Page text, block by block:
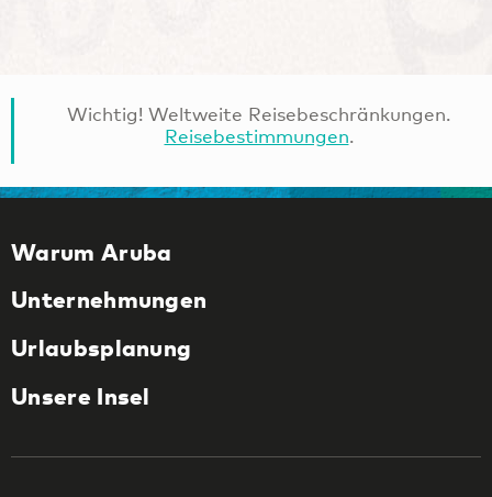
Wichtig! Weltweite Reisebeschränkungen.
Reisebestimmungen.
Warum Aruba
Unternehmungen
Urlaubsplanung
Unsere Insel